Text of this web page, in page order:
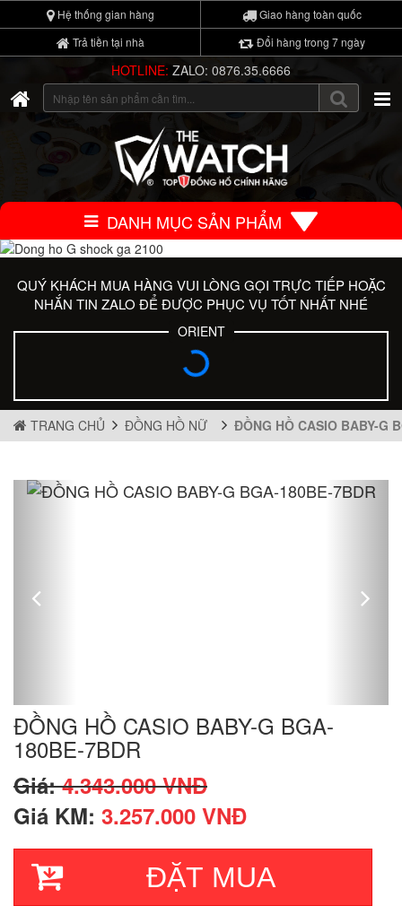
Hệ thống gian hàng
Giao hàng toàn quốc
Trả tiền tại nhà
Đổi hàng trong 7 ngày
HOTLINE: ZALO: 0876.35.6666
DANH MỤC SẢN PHẨM
QUÝ KHÁCH MUA HÀNG VUI LÒNG GỌI TRỰC TIẾP HOẶC
NHẮN TIN ZALO ĐỂ ĐƯỢC PHỤC VỤ TỐT NHẤT NHÉ
ORIENT
TRANG CHỦ ĐỒNG HỒ NỮ ĐỒNG HỒ CASIO BABY-G
ĐỒNG HỒ CASIO BABY-G BGA-
180BE-7BDR
Giá:4.343.000 VNĐ
Giá KM: 3.257.000 VNĐ
ĐẶT MUA